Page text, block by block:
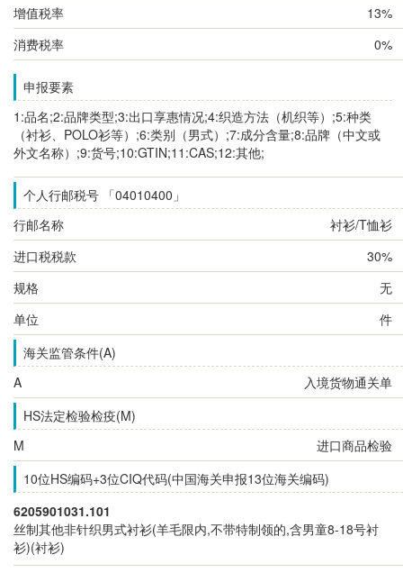
增值税率
13%
消费税率
0%
申报要素
1:品名;2:品牌类型;3:出口享惠情况;4:织造方法（机织等）;5:种类
（衬衫、POLO衫等）;6:类别（男式）;7:成分含量;8:品牌（中文或
外文名称）;9:货号;10:GTIN;11:CAS;12:其他;
个人行邮税号 「04010400」
行邮名称
衬衫/T恤衫
进口税税款
30%
规格
无
单位
件
海关监管条件(A)
A
入境货物通关单
HS法定检验检疫(M)
M
进口商品检验
10位HS编码+3位CIQ代码(中国海关申报13位海关编码)
6205901031.101
丝制其他非针织男式衬衫(羊毛限内,不带特制领的,含男童8-18号衬
衫)(衬衫)